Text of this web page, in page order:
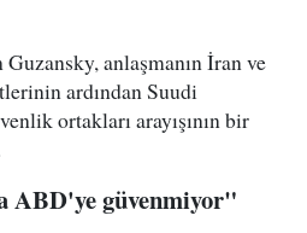
anlaşmanın İran ve
ardından Suudi
ortakları arayışının bir
ABD'ye güvenmiyor"